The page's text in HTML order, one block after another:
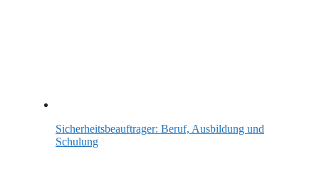
Sicherheitsbeauftrager: Beruf, Ausbildung und
Schulung